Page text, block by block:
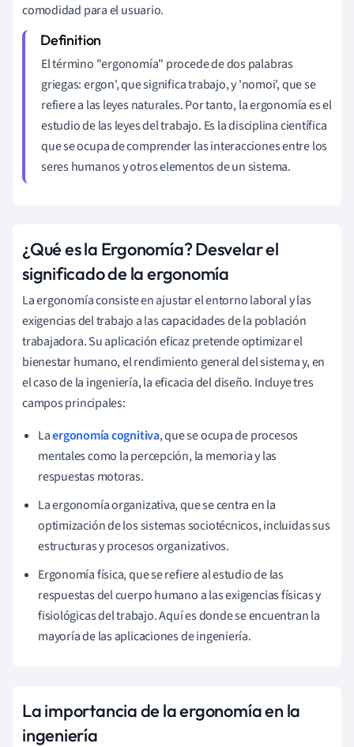
comodidad para el usuario.
El término "ergonomía" procede de dos palabras
griegas: ergon', que significa trabajo, y 'nomoi', que se
refiere a las leyes naturales. Por tanto, la ergonomía es el
estudio de las leyes del trabajo. Es la disciplina científica
que se ocupa de comprender las interacciones entre los
seres humanos y otros elementos de un sistema.
¿Qué es la Ergonomía? Desvelar el
significado de la ergonomía
La ergonomía consiste en ajustar el entorno laboral y las
exigencias del trabajo a las capacidades de la población
trabajadora. Su aplicación eficaz pretende optimizar el
bienestar humano, el rendimiento general del sistema y, en
el caso de la ingeniería, la eficacia del diseño. Incluye tres
campos principales:
Laergonomía cognitiva, que se ocupa de procesos
mentales como la percepción, la memoria y las
respuestas motoras.
La ergonomía organizativa, que se centra en la
optimización de los sistemas sociotécnicos, incluidas sus
estructuras y procesos organizativos.
Ergonomía física, que se refiere al estudio de las
respuestas del cuerpo humano a las exigencias físicas y
fisiológicas del trabajo. Aquí es donde se encuentran la
mayoría de las aplicaciones de ingeniería.
La importancia de la ergonomía en la
ingeniería